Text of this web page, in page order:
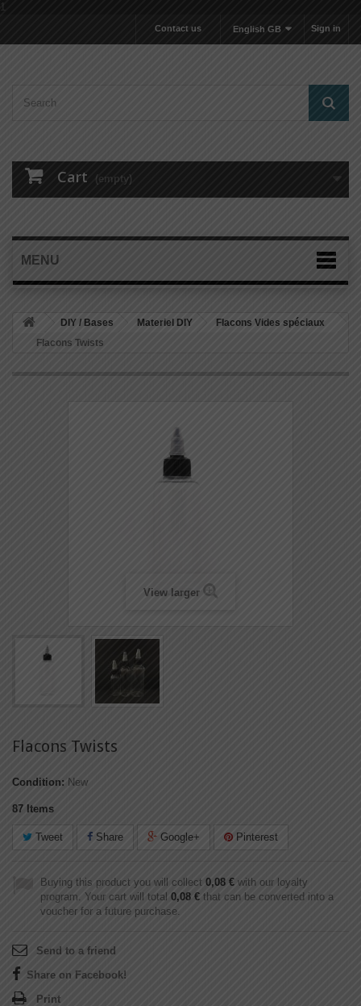
1
Sign in
English GB
Contact us
Cart (empty)
MENU
DIY / Bases Materiel DIY
Flacons Vides spéciaux
Flacons Twists
View larger
Flacons Twists
Condition: New
87 Items
Tweet Share Google+ Pinterest
Buying this product you will collect 0,08 € with our loyalty
program. Your cart will total 0,08 € that can be converted into a
voucher for a future purchase.
Send to a friend
Share on Facebook!
Print